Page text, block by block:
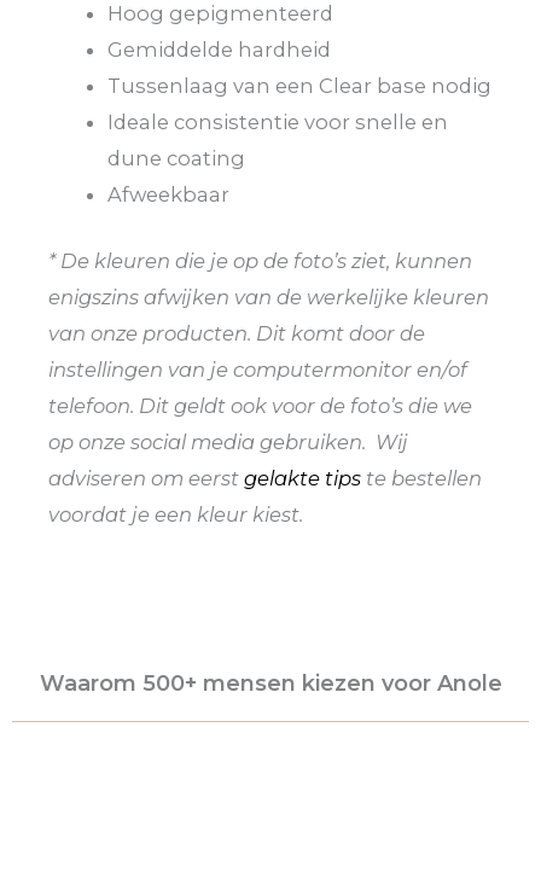
Hoog gepigmenteerd
Gemiddelde hardheid
Tussenlaag van een Clear base nodig
Ideale consistentie voor snelle en
dune coating
Afweekbaar
* De kleuren die je op de foto’s ziet, kunnen
enigszins afwijken van de werkelijke kleuren
van onze producten. Dit komt door de
instellingen van je computermonitor en/of
telefoon. Dit geldt ook voor de foto’s die we
op onze social media gebruiken. Wij
adviseren om eerst gelakte tips te bestellen
voordat je een kleur kiest.
Waarom 500+ mensen kiezen voor Anole